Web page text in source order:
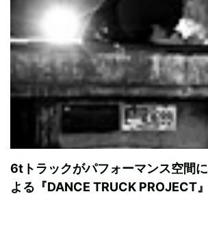
6tトラックがパフォーマンス空間
よる『DANCE TRUCK PROJECT』